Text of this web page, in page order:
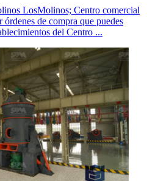
LosMolinos; Centro comercial
de compra que puedes
del Centro ...